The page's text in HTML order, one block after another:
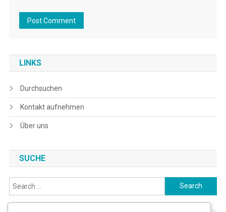
LINKS
Durchsuchen
Kontakt aufnehmen
Über uns
SUCHE
Search
for: